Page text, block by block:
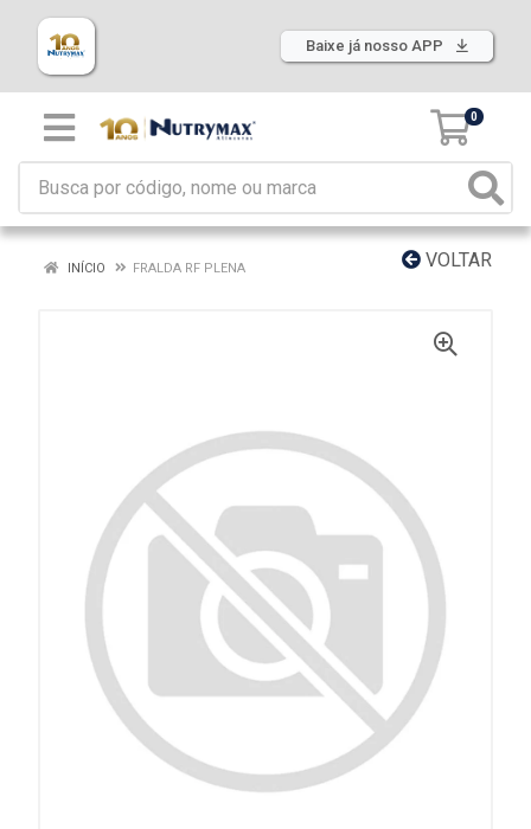
Baixe já nosso APP
0
VOLTAR
INÍCIO FRALDA RF PLENA